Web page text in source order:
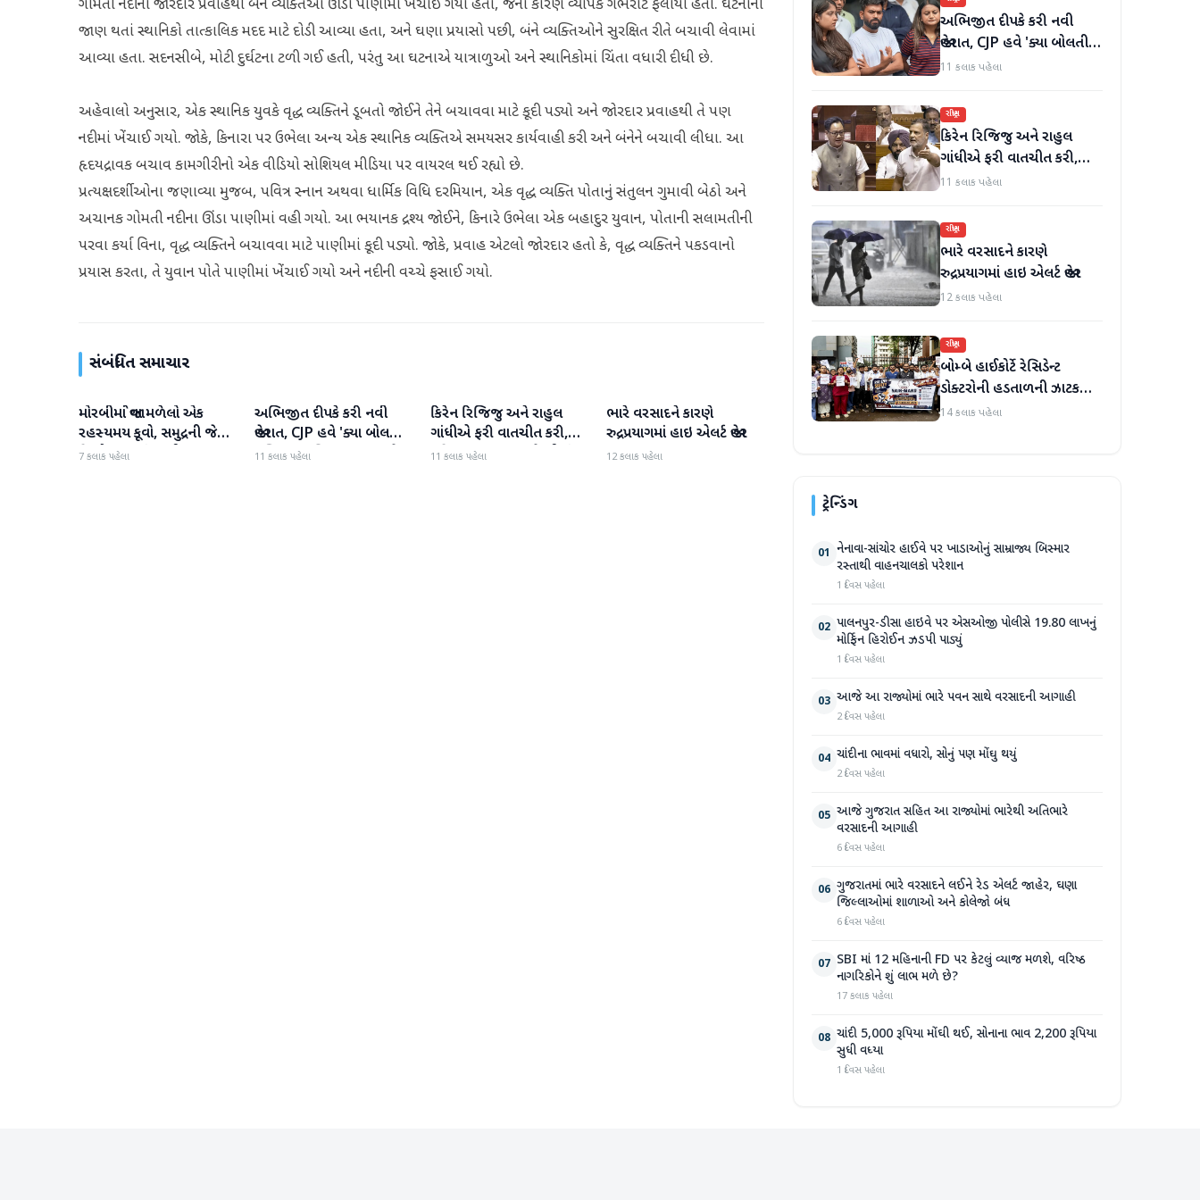
ગોમતી નદીના જોરદાર પ્રવાહથી બંને વ્યક્તિઓ ઊંડા પાણીમાં ખેંચાઈ ગયા હતા, જેના કારણે વ્યાપક ગભરાટ ફેલાયો હતો. ઘટનાની
જાણ થતાં સ્થાનિકો તાત્કાલિક મદદ માટે દોડી આવ્યા હતા, અને ઘણા પ્રયાસો પછી, બંને વ્યક્તિઓને સુરક્ષિત રીતે બચાવી લેવામાં
આવ્યા હતા. સદનસીબે, મોટી દુર્ઘટના ટળી ગઈ હતી, પરંતુ આ ઘટનાએ યાત્રાળુઓ અને સ્થાનિકોમાં ચિંતા વધારી દીધી છે.
અહેવાલો અનુસાર, એક સ્થાનિક યુવકે વૃદ્ધ વ્યક્તિને ડૂબતો જોઈને તેને બચાવવા માટે કૂદી પડ્યો અને જોરદાર પ્રવાહથી તે પણ
નદીમાં ખેંચાઈ ગયો. જોકે, કિનારા પર ઉભેલા અન્ય એક સ્થાનિક વ્યક્તિએ સમયસર કાર્યવાહી કરી અને બંનેને બચાવી લીધા. આ
હૃદયદ્રાવક બચાવ કામગીરીનો એક વીડિયો સોશિયલ મીડિયા પર વાયરલ થઈ રહ્યો છે.
પ્રત્યક્ષદર્શીઓના જણાવ્યા મુજબ, પવિત્ર સ્નાન અથવા ધાર્મિક વિધિ દરમિયાન, એક વૃદ્ધ વ્યક્તિ પોતાનું સંતુલન ગુમાવી બેઠો અને
અચાનક ગોમતી નદીના ઊંડા પાણીમાં વહી ગયો. આ ભયાનક દ્રશ્ય જોઈને, કિનારે ઉભેલા એક બહાદુર યુવાન, પોતાની સલામતીની
પરવા કર્યા વિના, વૃદ્ધ વ્યક્તિને બચાવવા માટે પાણીમાં કૂદી પડ્યો. જોકે, પ્રવાહ એટલો જોરદાર હતો કે, વૃદ્ધ વ્યક્તિને પકડવાનો
પ્રયાસ કરતા, તે યુવાન પોતે પાણીમાં ખેંચાઈ ગયો અને નદીની વચ્ચે ફસાઈ ગયો.
સંબંધિત સમાચાર
રાષ્ટ્રીય
મોરબીમાં જોવા મળેલો એક
રહસ્યમય કૂવો, સમુદ્રની જેમ
હિલોળા ખાતું પાણી
7 કલાક પહેલા
રાષ્ટ્રીય
અભિજીત દીપકે કરી નવી
જાહેરાત, CJP હવે 'ક્યા બોલતી
પબ્લિક' અભિયાન શરૂ કરશે
11 કલાક પહેલા
રાષ્ટ્રીય
કિરેન રિજિજુ અને રાહુલ
ગાંધીએ ફરી વાતચીત કરી,
મહિલા અનામત અને સીમાંકન
11 કલાક પહેલા
રાષ્ટ્રીય
ભારે વરસાદને કારણે
રુદ્રપ્રયાગમાં હાઇ એલર્ટ જાહેર
12 કલાક પહેલા
અભિજીત દીપકે કરી નવી
જાહેરાત, CJP હવે 'ક્યા બોલતી
પબ્લિક' અભિયાન શરૂ કરશે
11 કલાક પહેલા
રાષ્ટ્રીય
કિરેન રિજિજુ અને રાહુલ
ગાંધીએ ફરી વાતચીત કરી,
મહિલા અનામત અને સીમાંકન
11 કલાક પહેલા
રાષ્ટ્રીય
ભારે વરસાદને કારણે
રુદ્રપ્રયાગમાં હાઇ એલર્ટ જાહેર
12 કલાક પહેલા
રાષ્ટ્રીય
બોમ્બે હાઈકોર્ટે રેસિડેન્ટ
ડોક્ટરોની હડતાળની ઝાટકણી
કાઢી, 'જો કામ ન હોય તો પગાર
14 કલાક પહેલા
ટ્રેન્ડિંગ
01 નેનાવા-સાંચોર હાઈવે પર ખાડાઓનું સામ્રાજ્ય બિસ્માર
રસ્તાથી વાહનચાલકો પરેશાન
1 દિવસ પહેલા
02 પાલનપુર-ડીસા હાઇવે પર એસઓજી પોલીસે 19.80 લાખનું
મોર્ફિન હિરોઈન ઝડપી પાડ્યું
1 દિવસ પહેલા
03 આજે આ રાજ્યોમાં ભારે પવન સાથે વરસાદની આગાહી
2 દિવસ પહેલા
04 ચાંદીના ભાવમાં વધારો, સોનું પણ મોંઘુ થયું
2 દિવસ પહેલા
05 આજે ગુજરાત સહિત આ રાજ્યોમાં ભારેથી અતિભારે
વરસાદની આગાહી
6 દિવસ પહેલા
06 ગુજરાતમાં ભારે વરસાદને લઈને રેડ એલર્ટ જાહેર, ઘણા
જિલ્લાઓમાં શાળાઓ અને કોલેજો બંધ
6 દિવસ પહેલા
07 SBI માં 12 મહિનાની FD પર કેટલું વ્યાજ મળશે, વરિષ્ઠ
નાગરિકોને શું લાભ મળે છે?
17 કલાક પહેલા
08 ચાંદી 5,000 રૂપિયા મોંઘી થઈ, સોનાના ભાવ 2,200 રૂપિયા
સુધી વધ્યા
1 દિવસ પહેલા